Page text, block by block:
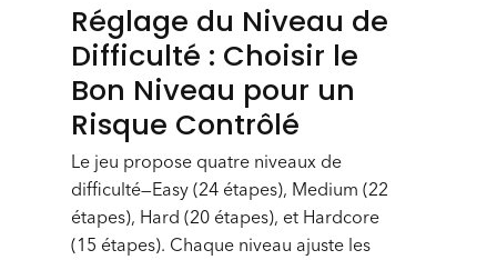
Réglage du Niveau de
Difficulté : Choisir le
Bon Niveau pour un
Risque Contrôlé
Le jeu propose quatre niveaux de
difficulté—Easy (24 étapes), Medium (22
étapes), Hard (20 étapes), et Hardcore
(15 étapes). Chaque niveau ajuste les